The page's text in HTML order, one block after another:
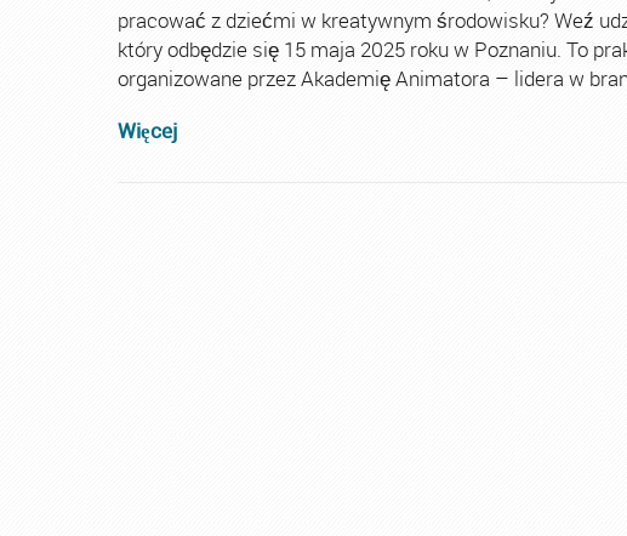
pracować z dziećmi w kreatywnym środowisku? Weź
który odbędzie się 15 maja 2025 roku w Poznaniu. To
organizowane przez Akademię Animatora – lidera w
Więcej